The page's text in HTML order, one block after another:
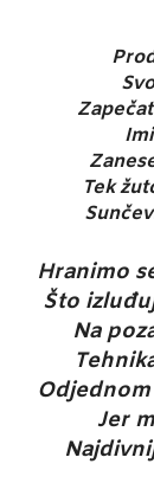
Tek
Hranimo
Što
Na
Jer